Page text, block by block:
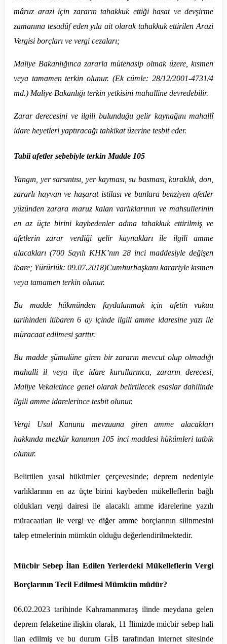
mâruz arazi için zararın tahakkuk ettiği hasat ve devşirme
zamanına tesadüf eden yıla ait olarak tahakkuk ettirilen Arazi
Vergisi borçları ve vergi cezaları;
Maliye Bakanlığınca zararla mütenasip olmak üzere, kısmen
veya tamamen terkin olunur. (Ek cümle: 28/12/2001-4731/4
md.) Maliye Bakanlığı terkin yetkisini mahalline devredebilir.
Zarar derecesini ve ilgili bulunduğu gelir kaynağını mahallî
idare heyetleri yaptıracağı tahkikat üzerine tesbit eder.
Tabii afetler sebebiyle terkin Madde 105
Yangın, yer sarsıntısı, yer kayması, su basması, kuraklık, don,
zararlı hayvan ve haşarat istilası ve bunlara benziyen afetler
yüzünden zarara maruz kalan varlıklarının ve mahsullerinin
en az üçte birini kaybedenler adına tahakkuk ettirilmiş ve
afetlerin zarar verdiği gelir kaynakları ile ilgili amme
alacakları (700 Sayılı KHK’nın 28 inci maddesiyle değişen
ibare; Yürürlük: 09.07.2018)Cumhurbaşkanı karariyle kısmen
veya tamamen terkin olunur.
Bu madde hükmünden faydalanmak için afetin vukuu
tarihinden itibaren 6 ay içinde ilgili amme idaresine yazı ile
müracaat edilmesi şarttır.
Bu madde şümulüne giren bir zararın mevcut olup olmadığı
mahalli il veya ilçe idare kurullarınca, zararın derecesi,
Maliye Vekaletince genel olarak belirtilecek esaslar dahilinde
ilgili amme idarelerince tesbit olunur.
Vergi Usul Kanunu mevzuuna giren amme alacakları
hakkında mezkür kanunun 105 inci maddesi hükümleri tatbik
olunur.
Belirtilen yasal hükümler çerçevesinde; deprem nedeniyle
varlıklarının en az üçte birini kaybeden mükelleflerin bağlı
oldukları vergi dairesi ile alacaklı amme idarelerine yazılı
müracaatları ile vergi ve diğer amme borçlarının silinmesini
talep etmelerinin mümkün olduğu değerlendirilmektedir.
Mücbir Sebep İlan Edilen Yerlerdeki Mükelleflerin Vergi
Borçlarının Tecil Edilmesi Mümkün müdür?
06.02.2023 tarihinde Kahramanmaraş ilinde meydana gelen
deprem felaketine ilişkin olarak, 11 İlimizde mücbir sebep hali
ilan edilmiş ve bu durum GİB tarafından internet sitesinde